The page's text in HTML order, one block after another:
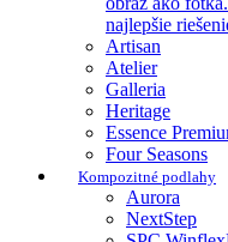
najlepšie
Artisan
Atelier
Galleria
Heritage
Essence
Four Seasons
Kompozitné podlahy
Aurora
NextStep